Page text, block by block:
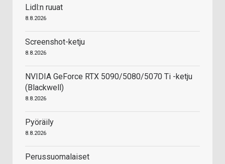
Lidl:n ruuat
8.8.2026
Screenshot-ketju
8.8.2026
NVIDIA GeForce RTX 5090/5080/5070 Ti -ketju
(Blackwell)
8.8.2026
Pyöräily
8.8.2026
Perussuomalaiset